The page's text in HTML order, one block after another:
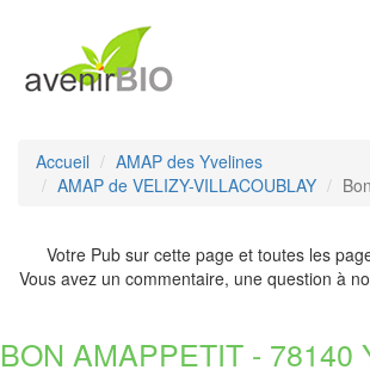
Accueil
AMAP des Yvelines
AMAP de VELIZY-VILLACOUBLAY
Votre Pub sur cette page et toutes les
Vous avez un commentaire, une question à
BON AMAPPETIT - 78140